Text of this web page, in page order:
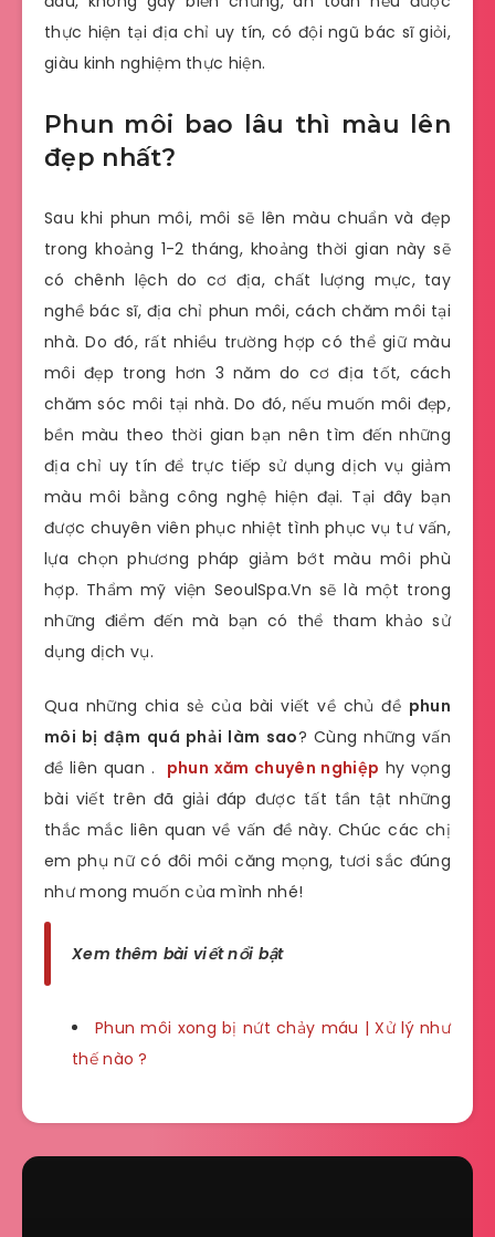
thực hiện tại địa chỉ uy tín, có đội ngũ bác sĩ giỏi,
giàu kinh nghiệm thực hiện.
Phun môi bao lâu thì màu lên
đẹp nhất?
Sau khi phun môi, môi sẽ lên màu chuẩn và đẹp
trong khoảng 1-2 tháng, khoảng thời gian này sẽ
có chênh lệch do cơ địa, chất lượng mực, tay
nghề bác sĩ, địa chỉ phun môi, cách chăm môi tại
nhà. Do đó, rất nhiều trường hợp có thể giữ màu
môi đẹp trong hơn 3 năm do cơ địa tốt, cách
chăm sóc môi tại nhà. Do đó, nếu muốn môi đẹp,
bền màu theo thời gian bạn nên tìm đến những
địa chỉ uy tín để trực tiếp sử dụng dịch vụ giảm
màu môi bằng công nghệ hiện đại. Tại đây bạn
được chuyên viên phục nhiệt tình phục vụ tư vấn,
lựa chọn phương pháp giảm bớt màu môi phù
hợp. Thẩm mỹ viện SeoulSpa.Vn sẽ là một trong
những điểm đến mà bạn có thể tham khảo sử
dụng dịch vụ.
Qua những chia sẻ của bài viết về chủ đề phun
môi bị đậm quá phải làm sao? Cùng những vấn
đề liên quan . phun xăm chuyên nghiệp hy vọng
bài viết trên đã giải đáp được tất tần tật những
thắc mắc liên quan về vấn đề này. Chúc các chị
em phụ nữ có đôi môi căng mọng, tươi sắc đúng
như mong muốn của mình nhé!
Xem thêm bài viết nổi bật
Phun môi xong bị nứt chảy máu | Xử lý như
thế nào ?